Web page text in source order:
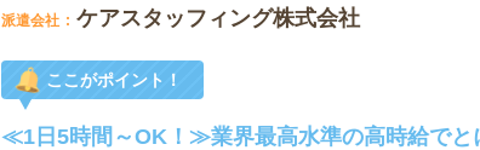
派遣会社 ケアスタッフィング株式会社
ここがポイント！
≪1日5時間～OK！≫業界最高水準の高時給でと